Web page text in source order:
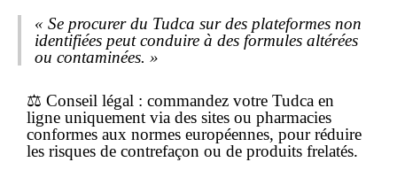
« Se procurer du Tudca sur des plateformes non
identifiées peut conduire à des formules altérées
ou contaminées. »
⚖️ Conseil légal : commandez votre Tudca en
ligne uniquement via des sites ou pharmacies
conformes aux normes européennes, pour réduire
les risques de contrefaçon ou de produits frelatés.